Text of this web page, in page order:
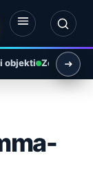
objekti Zemlja i